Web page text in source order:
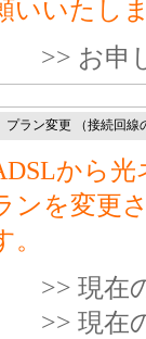
いいたし
>> お申
プラン変更 （接続回線
から
ンを変更
。
>> 現
>> 現